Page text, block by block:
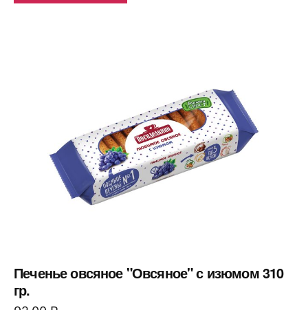
Печенье овсяное "Овсяное" с изюмом 310
гр.